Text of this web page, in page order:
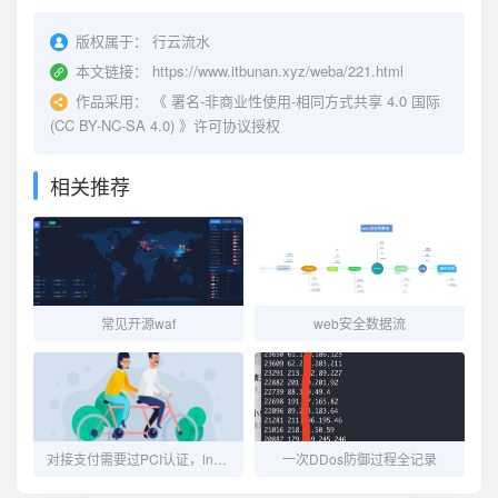
版权属于：
行云流水
本文链接：
https://www.itbunan.xyz/weba/221.html
作品采用：
《 署名-非商业性使用-相同方式共享 4.0 国际
(CC BY-NC-SA 4.0) 》许可协议授权
相关推荐
常见开源waf web安全数据流
一次DDos防御过程全记录